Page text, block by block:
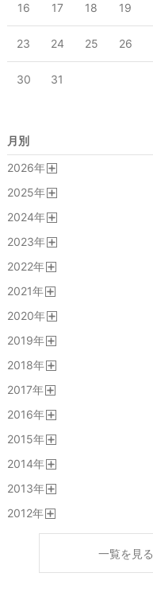
16 17 18 19
23 24 25 26
30 31
月別
2026年
2025年
2024年
2023年
2022年
2021年
2020年
2019年
2018年
2017年
2016年
2015年
2014年
2013年
2012年
一覧を見る